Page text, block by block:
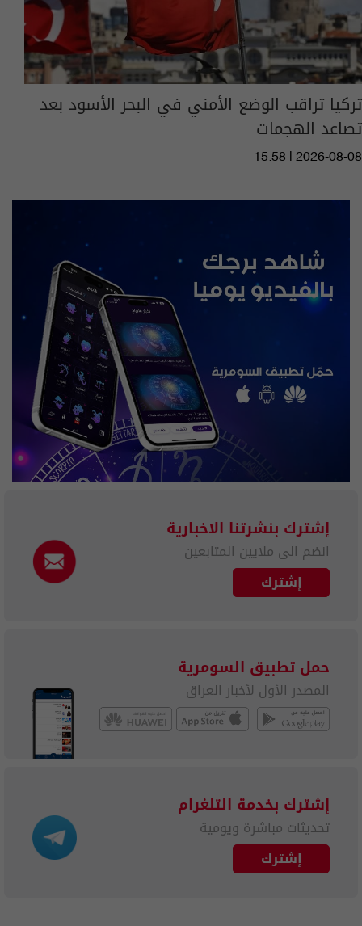
تركيا تراقب الوضع الأمني ​​في البحر الأسود بعد
تصاعد الهجمات
15:58 | 2026-08-08
إشترك بنشرتنا الاخبارية
انضم الى ملايين المتابعين
إشترك
حمل تطبيق السومرية
المصدر الأول لأخبار العراق
إشترك بخدمة التلغرام
تحديثات مباشرة ويومية
إشترك